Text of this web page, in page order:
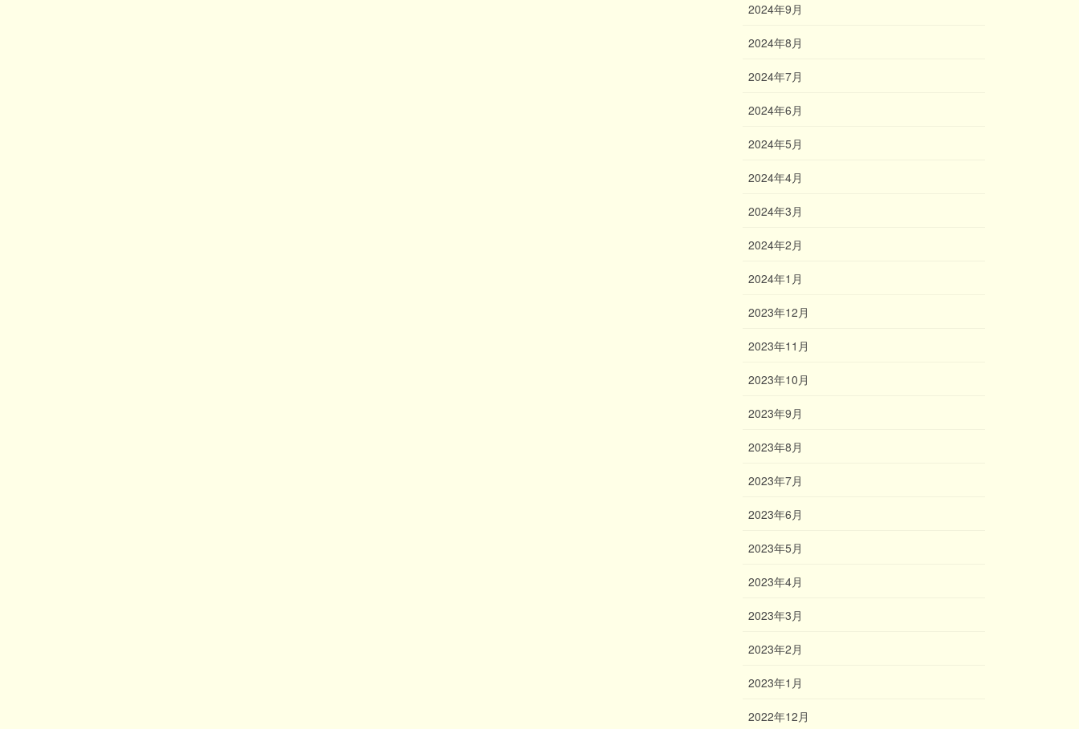
2024年9月
2024年8月
2024年7月
2024年6月
2024年5月
2024年4月
2024年3月
2024年2月
2024年1月
2023年12月
2023年11月
2023年10月
2023年9月
2023年8月
2023年7月
2023年6月
2023年5月
2023年4月
2023年3月
2023年2月
2023年1月
2022年12月